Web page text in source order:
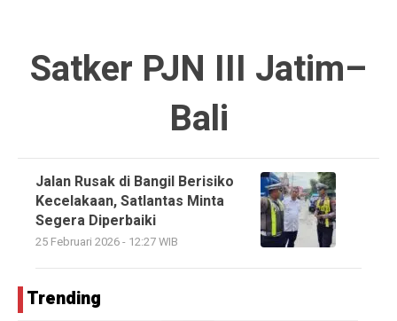
Satker PJN III Jatim–
Bali
Jalan Rusak di Bangil Berisiko
Kecelakaan, Satlantas Minta
Segera Diperbaiki
25 Februari 2026 - 12:27 WIB
Trending